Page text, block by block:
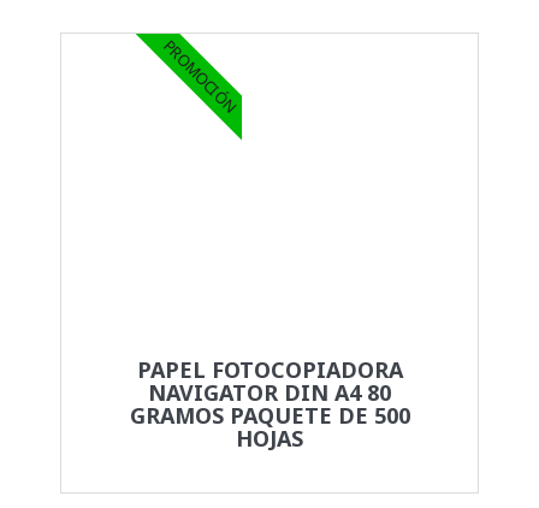
PAPEL FOTOCOPIADORA
NAVIGATOR DIN A4 80
GRAMOS PAQUETE DE 500
HOJAS
PROMOCIÓN